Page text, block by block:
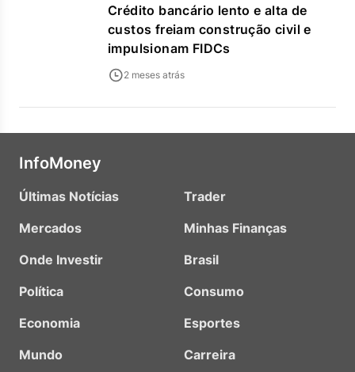
Crédito bancário lento e alta de
custos freiam construção civil e
impulsionam FIDCs
2 meses atrás
InfoMoney
Últimas Notícias
Mercados
Onde Investir
Política
Economia
Mundo
Trader
Minhas Finanças
Brasil
Consumo
Esportes
Carreira